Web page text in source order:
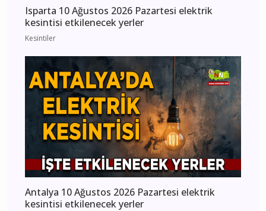
Isparta 10 Ağustos 2026 Pazartesi elektrik
kesintisi etkilenecek yerler
Kesintiler
Antalya 10 Ağustos 2026 Pazartesi elektrik
kesintisi etkilenecek yerler